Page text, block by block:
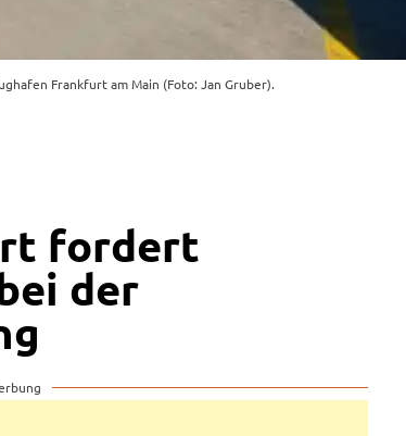
Frankfurt am Main (Foto: Jan Gruber).
fordert
der